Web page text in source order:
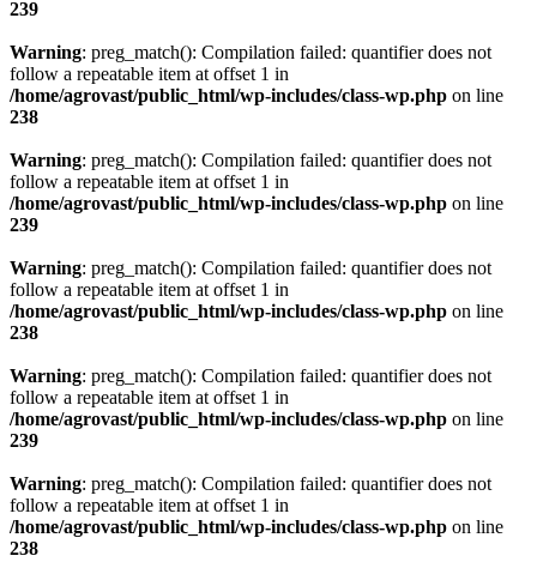
239
Warning: preg_match(): Compilation failed: quantifier does not
follow a repeatable item at offset 1 in
/home/agrovast/public_html/wp-includes/class-wp.php on line
238
Warning: preg_match(): Compilation failed: quantifier does not
follow a repeatable item at offset 1 in
/home/agrovast/public_html/wp-includes/class-wp.php on line
239
Warning: preg_match(): Compilation failed: quantifier does not
follow a repeatable item at offset 1 in
/home/agrovast/public_html/wp-includes/class-wp.php on line
238
Warning: preg_match(): Compilation failed: quantifier does not
follow a repeatable item at offset 1 in
/home/agrovast/public_html/wp-includes/class-wp.php on line
239
Warning: preg_match(): Compilation failed: quantifier does not
follow a repeatable item at offset 1 in
/home/agrovast/public_html/wp-includes/class-wp.php on line
238